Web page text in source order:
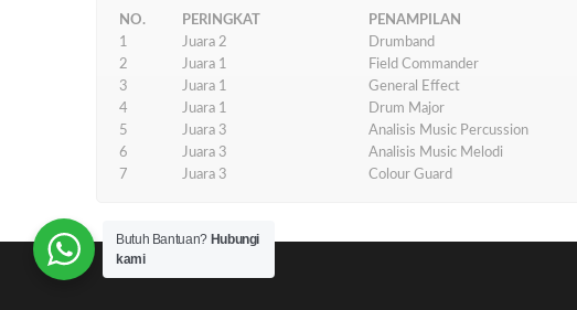
NO. PERINGKAT PENAMPILAN
1
Juara 2 Drumband
2
Juara 1 Field Commander
3
Juara 1 General Effect
4
Juara 1 Drum Major
5
Juara 3 Analisis Music Percussion
6
Juara 3 Analisis Music Melodi
7
Juara 3 Colour Guard
Butuh Bantuan? Hubungi
kami